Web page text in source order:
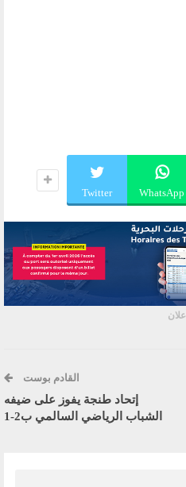
WhatsApp
Twitter
إعلان
القادم بوست
إتحاد طنجة يفوز على ضيفه
الشباب الرياضي السالمي ب2-1